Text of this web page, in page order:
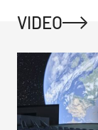
VIDEO